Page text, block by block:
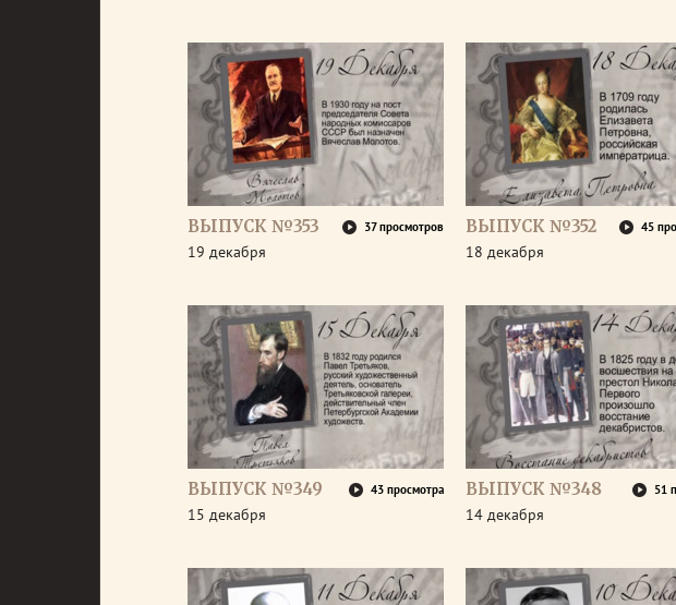
ВЫПУСК №353 37 просмотров
19 декабря
ВЫПУСК №352 45
18 декабря
ВЫПУСК №349 43 просмотра
15 декабря
ВЫПУСК №348 51
14 декабря